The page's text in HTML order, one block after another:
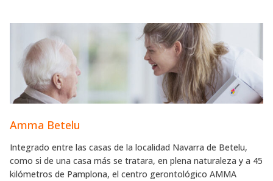
Amma Betelu
Integrado entre las casas de la localidad Navarra de Betelu,
como si de una casa más se tratara, en plena naturaleza y a 45
kilómetros de Pamplona, el centro gerontológico AMMA